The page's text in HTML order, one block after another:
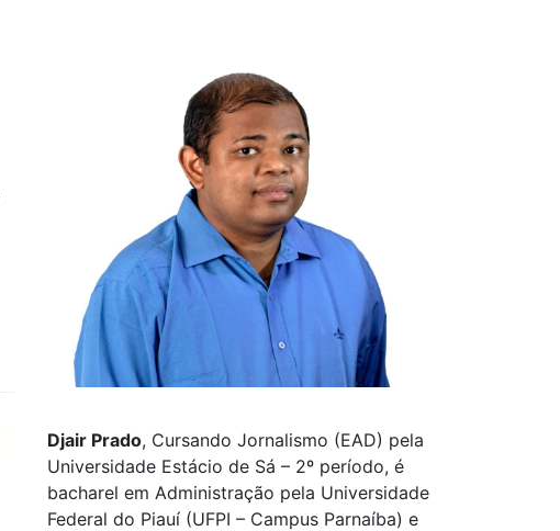
Djair Prado, Cursando Jornalismo (EAD) pela
Universidade Estácio de Sá – 2º período, é
bacharel em Administração pela Universidade
Federal do Piauí (UFPI – Campus Parnaíba) e